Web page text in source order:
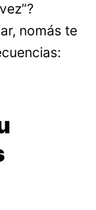
nomás te